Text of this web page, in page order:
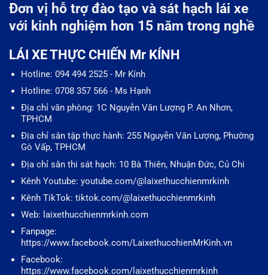
Đơn vị hỗ trợ đào tạo và sát hạch lái xe
với kinh nghiệm hơn 15 năm trong nghề
LÁI XE THỰC CHIẾN Mr KÍNH
Hotline: 094 494 2525 - Mr Kính
Hotline: 0708 357 566 - Ms Hạnh
Địa chỉ văn phòng: 1C Nguyễn Văn Lượng P. An Nhơn,
TPHCM
Địa chỉ sân tập thực hành: 255 Nguyễn Văn Lượng, Phường
Gò Vấp, TPHCM
Địa chỉ sân thi sát hạch: 10 Bà Thiên, Nhuận Đức, Củ Chi
Kênh Youtube: youtube.com/@laixethucchienmrkinh
Kênh TikTok: tiktok.com/@laixethucchienmrkinh
Web: laixethucchienmrkinh.com
Fanpage:
https://www.facebook.com/LaixethucchienMrKinh.vn
Facebook:
https://www.facebook.com/laixethucchienmrkinh